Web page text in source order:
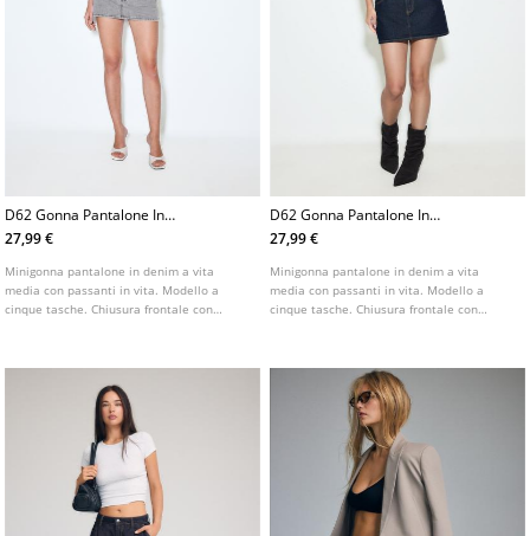
D62 Gonna Pantalone In
Denim L01283422
27,99 €
Minigonna pantalone in denim a vita
media con passanti in vita. Modello a
cinque tasche. Chiusura frontale con
D62 Gonna Pantalone In
Denim
27,99 €
Minigonna pantalone in denim a vita
media con passanti in vita. Modello a
cinque tasche. Chiusura frontale con